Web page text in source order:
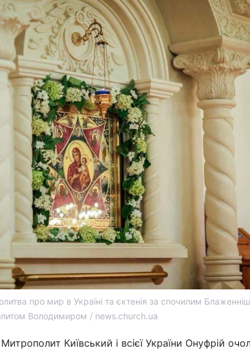
про мир в Україні та єктенія за спочилим
Володимиром / news.church.ua
Київський і всієї України Онуфрій